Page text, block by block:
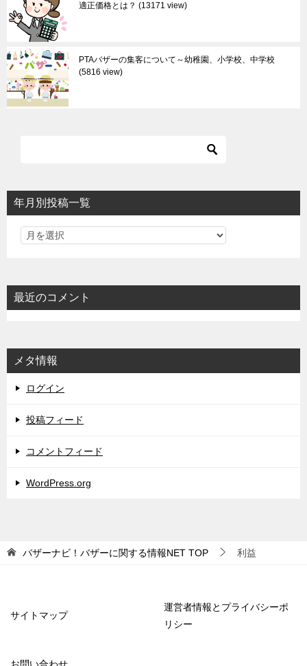
適正価格とは？
13171 view
PTAバザーの集客について～幼稚園、小学校、中学校
5816 view
年月別投稿一覧
最近のコメント
メタ情報
ログイン
投稿フィード
コメントフィード
WordPress.org
バザーナビ！バザーに関する情報NET TOP 利益
サイトマップ
運営者情報とプライバシーポ
リシー
お問い合わせ